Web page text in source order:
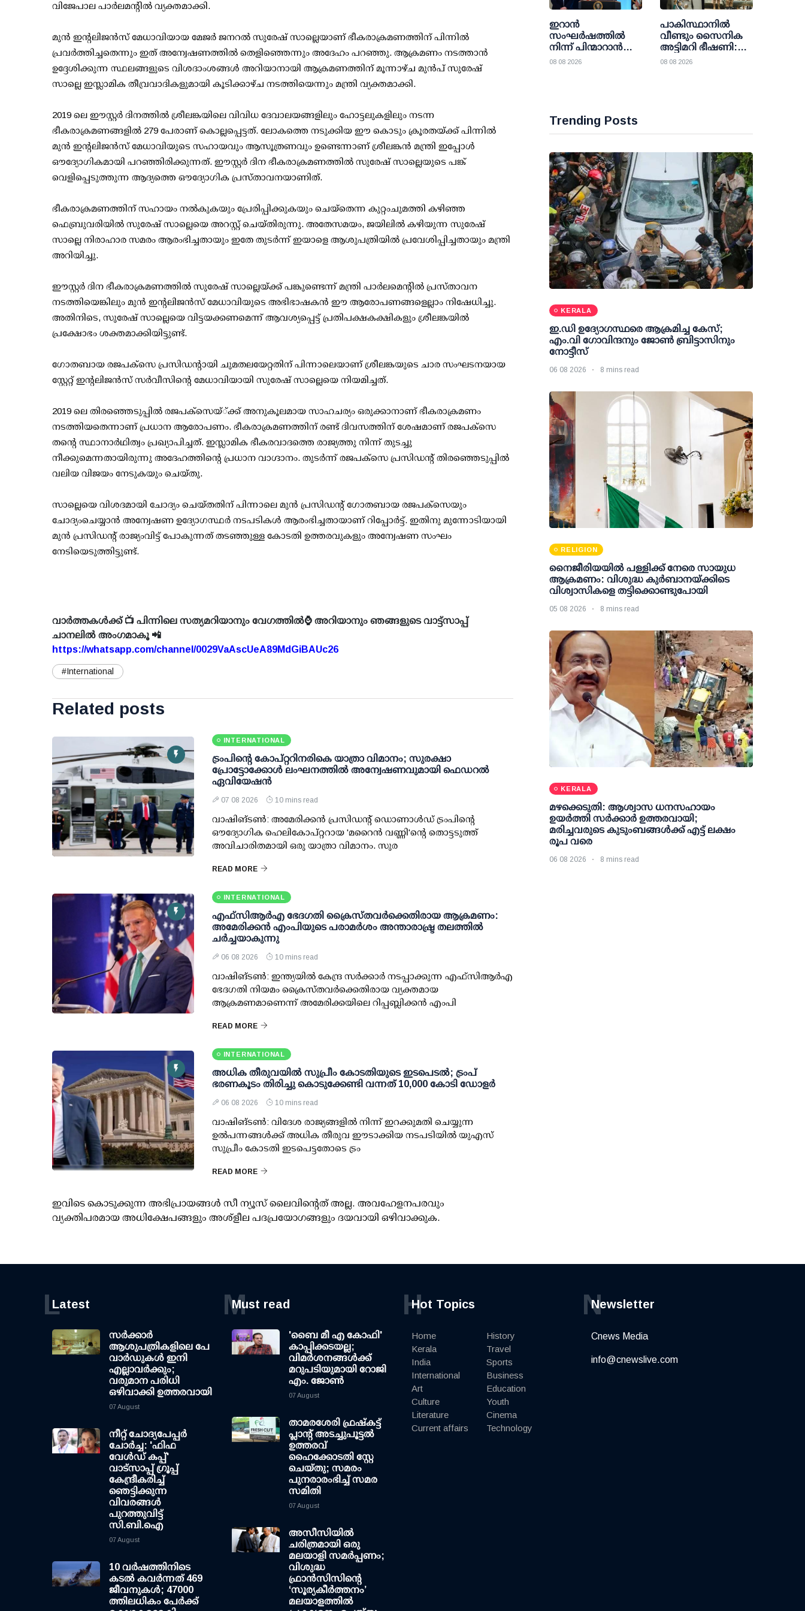
വിജേപാല പാര്‍ലമന്റില്‍ വ്യക്തമാക്കി.
മുന്‍ ഇന്റലിജന്‍സ് മേധാവിയായ മേജര്‍ ജനറല്‍ സുരേഷ് സാല്ലെയാണ് ഭീകരാക്രമണത്തിന് പിന്നില്‍
പ്രവര്‍ത്തിച്ചതെന്നും ഇത് അന്വേഷണത്തില്‍ തെളിഞ്ഞെന്നും അദേഹം പറഞ്ഞു. ആക്രമണം നടത്താന്‍
ഉദ്ദേശിക്കുന്ന സ്ഥലങ്ങളുടെ വിശദാംശങ്ങള്‍ അറിയാനായി ആക്രമണത്തിന് മൂന്നാഴ്ച മുന്‍പ് സുരേഷ്
സാല്ലെ ഇസ്ലാമിക തീവ്രവാദികളുമായി കൂടിക്കാഴ്ച നടത്തിയെന്നും മന്ത്രി വ്യക്തമാക്കി.
2019 ലെ ഈസ്റ്റര്‍ ദിനത്തില്‍ ശ്രീലങ്കയിലെ വിവിധ ദേവാലയങ്ങളിലും ഹോട്ടലുകളിലും നടന്ന
ഭീകരാക്രമണങ്ങളില്‍ 279 പേരാണ് കൊല്ലപ്പെട്ടത്. ലോകത്തെ നടുക്കിയ ഈ കൊടും ക്രൂരതയ്ക്ക് പിന്നില്‍
മുന്‍ ഇന്റലിജന്‍സ് മേധാവിയുടെ സഹായവും ആസൂത്രണവും ഉണ്ടെന്നാണ് ശ്രീലങ്കന്‍ മന്ത്രി ഇപ്പോള്‍
ഔദ്യോഗികമായി പറഞ്ഞിരിക്കുന്നത്. ഈസ്റ്റര്‍ ദിന ഭീകരാക്രമണത്തില്‍ സുരേഷ് സാല്ലെയുടെ പങ്ക്
വെളിപ്പെടുത്തുന്ന ആദ്യത്തെ ഔദ്യോഗിക പ്രസ്താവനയാണിത്.
ഭീകരാക്രമണത്തിന് സഹായം നല്‍കുകയും പ്രേരിപ്പിക്കുകയും ചെയ്തെന്ന കുറ്റംചുമത്തി കഴിഞ്ഞ
ഫെബ്രുവരിയില്‍ സുരേഷ് സാല്ലെയെ അറസ്റ്റ് ചെയ്തിരുന്നു. അതേസമയം, ജയിലില്‍ കഴിയുന്ന സുരേഷ്
സാല്ലെ നിരാഹാര സമരം ആരംഭിച്ചതായും ഇതേ തുടര്‍ന്ന് ഇയാളെ ആശുപത്രിയില്‍ പ്രവേശിപ്പിച്ചതായും മന്ത്രി
അറിയിച്ചു.
ഈസ്റ്റര്‍ ദിന ഭീകരാക്രമണത്തില്‍ സുരേഷ് സാല്ലെയ്ക്ക് പങ്കുണ്ടെന്ന് മന്ത്രി പാര്‍ലമെന്റില്‍ പ്രസ്താവന
നടത്തിയെങ്കിലും മുന്‍ ഇന്റലിജന്‍സ് മേധാവിയുടെ അഭിഭാഷകന്‍ ഈ ആരോപണങ്ങളെല്ലാം നിഷേധിച്ചു.
അതിനിടെ, സുരേഷ് സാല്ലെയെ വിട്ടയക്കണമെന്ന് ആവശ്യപ്പെട്ട് പ്രതിപക്ഷകക്ഷികളും ശ്രീലങ്കയില്‍
പ്രക്ഷോഭം ശക്തമാക്കിയിട്ടുണ്ട്.
ഗോതബായ രജപക്സെ പ്രസിഡന്റായി ചുമതലയേറ്റതിന് പിന്നാലെയാണ് ശ്രീലങ്കയുടെ ചാര സംഘടനയായ
സ്റ്റേറ്റ് ഇന്റലിജന്‍സ് സര്‍വീസിന്റെ മേധാവിയായി സുരേഷ് സാല്ലെയെ നിയമിച്ചത്.
2019 ലെ തിരഞ്ഞെടുപ്പില്‍ രജപക്സെയ്്ക്ക് അനുകൂലമായ സാഹചര്യം ഒരുക്കാനാണ് ഭീകരാക്രമണം
നടത്തിയതെന്നാണ് പ്രധാന ആരോപണം. ഭീകരാക്രമണത്തിന് രണ്ട് ദിവസത്തിന് ശേഷമാണ് രജപക്സെ
തന്റെ സ്ഥാനാര്‍ഥിത്വം പ്രഖ്യാപിച്ചത്. ഇസ്ലാമിക ഭീകരവാദത്തെ രാജ്യത്തു നിന്ന് തുടച്ചു
നീക്കുമെന്നതായിരുന്നു അദേഹത്തിന്റെ പ്രധാന വാഗ്ദാനം. തുടര്‍ന്ന് രജപക്സെ പ്രസിഡന്റ് തിരഞ്ഞെടുപ്പില്‍
വലിയ വിജയം നേടുകയും ചെയ്തു.
സാല്ലെയെ വിശദമായി ചോദ്യം ചെയ്തതിന് പിന്നാലെ മുന്‍ പ്രസിഡന്റ് ഗോതബായ രജപക്സെയും
ചോദ്യംചെയ്യാന്‍ അന്വേഷണ ഉദ്യോഗസ്ഥര്‍ നടപടികള്‍ ആരംഭിച്ചതായാണ് റിപ്പോര്‍ട്ട്. ഇതിനു മുന്നോടിയായി
മുന്‍ പ്രസിഡന്റ് രാജ്യംവിട്ട് പോകുന്നത് തടഞ്ഞുള്ള കോടതി ഉത്തരവുകളും അന്വേഷണ സംഘം
നേടിയെടുത്തിട്ടുണ്ട്.
വാർത്തകൾക്ക് 📺 പിന്നിലെ സത്യമറിയാനും വേഗത്തിൽ⌚ അറിയാനും ഞങ്ങളുടെ വാട്ട്സാപ്പ്
ചാനലിൽ അംഗമാകൂ 📲
https://whatsapp.com/channel/0029VaAscUeA89MdGiBAUc26
#International
Related posts
INTERNATIONAL
ട്രംപിന്റെ കോപ്റ്ററിനരികെ യാത്രാ വിമാനം; സുരക്ഷാ
പ്രോട്ടോക്കോള്‍ ലംഘനത്തില്‍ അന്വേഷണവുമായി ഫെഡറല്‍
ഏവിയേഷന്‍
07 08 2026 10 mins read
വാഷിങ്ടണ്‍: അമേരിക്കന്‍ പ്രസിഡന്റ് ഡൊണാള്‍ഡ് ട്രംപിന്റെ
ഔദ്യോഗിക ഹെലികോപ്റ്ററായ 'മറൈന്‍ വണ്ണി'ന്റെ തൊട്ടടുത്ത്
അവിചാരിതമായി ഒരു യാത്രാ വിമാനം. സുര
READ MORE
INTERNATIONAL
എഫ്‌സി‌ആര്‍‌എ ഭേദഗതി ക്രൈസ്തവർക്കെതിരായ ആക്രമണം:
അമേരിക്കൻ എംപിയുടെ പരാമർശം അന്താരാഷ്ട്ര തലത്തിൽ
ചർച്ചയാകുന്നു
06 08 2026 10 mins read
വാഷിങ്ടൺ: ഇന്ത്യയിൽ കേന്ദ്ര സർക്കാർ നടപ്പാക്കുന്ന എഫ്സിആർഎ
ഭേദഗതി നിയമം ക്രൈസ്തവർക്കെതിരായ വ്യക്തമായ
ആക്രമണമാണെന്ന് അമേരിക്കയിലെ റിപ്പബ്ലിക്കൻ എംപി
READ MORE
INTERNATIONAL
അധിക തീരുവയില്‍ സുപ്രീം കോടതിയുടെ ഇടപെടല്‍; ട്രംപ്
ഭരണകൂടം തിരിച്ചു കൊടുക്കേണ്ടി വന്നത് 10,000 കോടി ഡോളര്‍
06 08 2026 10 mins read
വാഷിങ്ടണ്‍: വിദേശ രാജ്യങ്ങളില്‍ നിന്ന് ഇറക്കുമതി ചെയ്യുന്ന
ഉല്‍പന്നങ്ങള്‍ക്ക് അധിക തീരുവ ഈടാക്കിയ നടപടിയില്‍ യുഎസ്
സുപ്രീം കോടതി ഇടപെട്ടതോടെ ട്രം
READ MORE
ഇവിടെ കൊടുക്കുന്ന അഭിപ്രായങ്ങള്‍ സീ ന്യൂസ് ലൈവിന്റെത് അല്ല. അവഹേളനപരവും
വ്യക്തിപരമായ അധിക്ഷേപങ്ങളും അശ്‌ളീല പദപ്രയോഗങ്ങളും ദയവായി ഒഴിവാക്കുക.
ഇറാന്‍
സംഘര്‍ഷത്തില്‍
നിന്ന് പിന്മാറാന്‍
യു.എസ് നീക്കം;
08 08 2026
പാകിസ്ഥാനില്‍
വീണ്ടും സൈനിക
അട്ടിമറി ഭീഷണി:
അസിം മുനീറിന്റെ
08 08 2026
Trending Posts
KERALA
ഇ.ഡി ഉദ്യോഗസ്ഥരെ ആക്രമിച്ച കേസ്;
എം.വി ഗോവിന്ദനും ജോണ്‍ ബ്രിട്ടാസിനും
നോട്ടീസ്
06 08 2026 8 mins read
RELIGION
നൈജീരിയയിൽ പള്ളിക്ക് നേരെ സായുധ
ആക്രമണം: വിശുദ്ധ കുർബാനയ്ക്കിടെ
വിശ്വാസികളെ തട്ടിക്കൊണ്ടുപോയി
05 08 2026 8 mins read
KERALA
മഴക്കെടുതി: ആശ്വാസ ധനസഹായം
ഉയര്‍ത്തി സര്‍ക്കാര്‍ ഉത്തരവായി;
മരിച്ചവരുടെ കുടുംബങ്ങള്‍ക്ക് എട്ട് ലക്ഷം
രൂപ വരെ
06 08 2026 8 mins read
Latest
L
സര്‍ക്കാര്‍
ആശുപത്രികളിലെ പേ
വാര്‍ഡുകള്‍ ഇനി
എല്ലാവര്‍ക്കും;
വരുമാന പരിധി
ഒഴിവാക്കി ഉത്തരവായി
07 August
നീറ്റ് ചോദ്യപേപ്പര്‍
ചോര്‍ച്ച: 'ഫിഫ
വേള്‍ഡ് കപ്പ്'
വാട്സാപ്പ് ഗ്രൂപ്പ്
കേന്ദ്രീകരിച്ച്
ഞെട്ടിക്കുന്ന
വിവരങ്ങള്‍
പുറത്തുവിട്ട്
സി.ബി.ഐ
07 August
10 വര്‍ഷത്തിനിടെ
കടല്‍ കവര്‍ന്നത് 469
ജീവനുകള്‍; 47000
ത്തിലധികം പേര്‍ക്ക്
Must read
M
'ബൈ മീ എ കോഫി'
കാപ്പിക്കടയല്ല;
വിമര്‍ശനങ്ങള്‍ക്ക്
മറുപടിയുമായി റോജി
എം. ജോണ്‍
07 August
താമരശേരി ഫ്രഷ്കട്ട്
പ്ലാന്റ് അടച്ചുപൂട്ടൽ
ഉത്തരവ്
ഹൈക്കോടതി സ്റ്റേ
ചെയ്തു; സമരം
പുനരാരംഭിച്ച് സമര
സമിതി
07 August
അസീസിയിൽ
ചരിത്രമായി ഒരു
മലയാളി സമർപ്പണം;
വിശുദ്ധ
ഫ്രാൻസിസിന്റെ
‘സൂര്യകീർത്തനം’
മലയാളത്തിൽ
Hot Topics
H
Home
Kerala
India
International
Art
Culture
Literature
Current affairs
History
Travel
Sports
Business
Education
Youth
Cinema
Technology
Newsletter
N
Cnews Media
info@cnewslive.com